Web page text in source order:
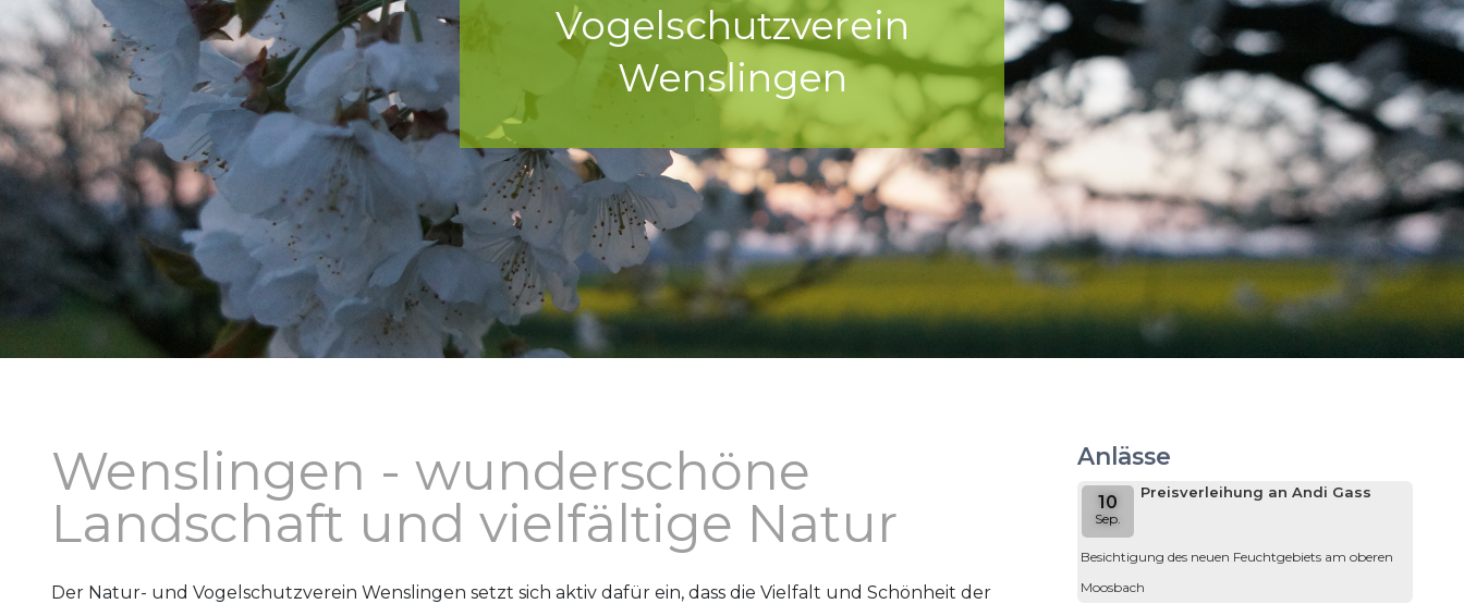
Vogelschutzverein
Wenslingen
Anlässe
10
Sep.
Preisverleihung an Andi Gass
Besichtigung des neuen Feuchtgebiets am oberen
Moosbach
Wenslingen - wunderschöne
Landschaft und vielfältige Natur
Der Natur- und Vogelschutzverein Wenslingen setzt sich aktiv dafür ein, dass die Vielfalt und Schönheit der
Hochstamm-Most
Hochstamm Erhaltung
Fotowettbewerb 2019 - 2020